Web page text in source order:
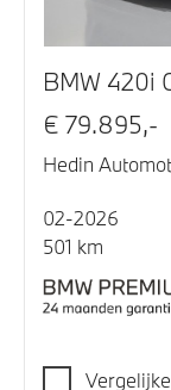
BMW 420i
€ 79.895,-
Hedin
02-2026
501 km